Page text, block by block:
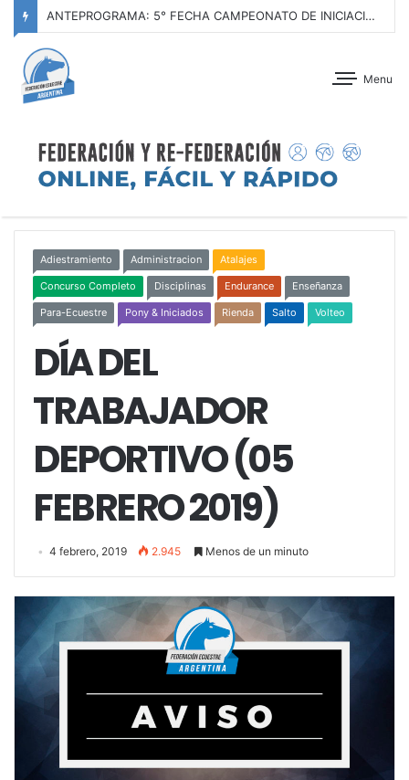
ANTEPROGRAMA: CONCURSO DE ADIESTRAMIENTO – JOCKEY CLUB CÓRDOBA – 29 Y 30 DE AGOSTO DE 2026
Menu
Adiestramiento Administracion Atalajes
Concurso Completo Disciplinas Endurance Enseñanza
Para-Ecuestre Pony & Iniciados Rienda Salto Volteo
DÍA DEL
TRABAJADOR
DEPORTIVO (05
FEBRERO 2019)
4 febrero, 2019 2.945 Menos de un minuto